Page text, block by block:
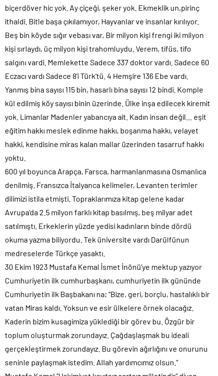
biçerdöver hic yok. Ay çiçeği, şeker yok. Ekmeklik un,pirinç
ithaldi. Bitle başa çıkılamıyor, Hayvanlar ve insanlar kırılıyor.
Beş bin köyde sığır vebası var, Bir milyon kişi frengi iki milyon
kişi sırlaydı, üç milyon kişi trahomluydu. Verem, tifüs, tifo
salgını vardi. Memlekette Sadece 337 doktor vardı. Sadece 60
Eczacı vardı Sadece 8’i Türk’tü. 4 Hemşire 136 Ebe vardı.
Yanmış bina sayısı 115 bin, hasarlı bina sayısı 12 bindi. Komple
kül edilmiş köy sayısı binin üzerinde. Ülke inşa edilecek kiremit
yok. Limanlar Madenler yabancıya ait. Kadın insan değil… eşit
eğitim hakkı meslek edinme hakkı, boşanma hakkı, velayet
hakki, kendisine miras kalan mallar üzerinden tasarruf hakkı
yoktu.
600 yıl boyunca Arapça, Farsca, harmanlanmasına Osmanlıca
denilmiş. Fransızca İtalyanca kelimeler, Levanten terimler
dilimizi istila etmişti. Topraklarımıza kitap gelene kadar
Avrupa’da 2.5 milyon farklı kitap basılmış, beş milyar adet
satılmıştı. Erkeklerin yüzde yedisi kadınların binde dördü
okuma yazma biliyordu. Tek üniversite vardı Darülfünun
medreselerde Türkçe yasaktı.
30 Ekim 1923 Mustafa Kemal İsmet İnönü’ye mektup yazıyor
Cumhuriyetin ilk cumhurbaşkanı, cumhuriyetin ilk gününde
Cumhuriyetin ilk Başbakanı na; “Bize, geri, borçlu, hastalıklı bir
vatan Miras kaldı. Yoksun ve esir ülkelere örnek olacağız.
Kaderin bizim kusagimiza yüklediği bir görev bu. Özgür bir
toplum oluşturmak zorundayız. Çağdaşlaşmak bu ideali
gerçekleştirmek zorundayız. Bu görevin ağırlığını ve onurunu
seninle paylaşmak istedim. Allah yardımcımız olsun.”